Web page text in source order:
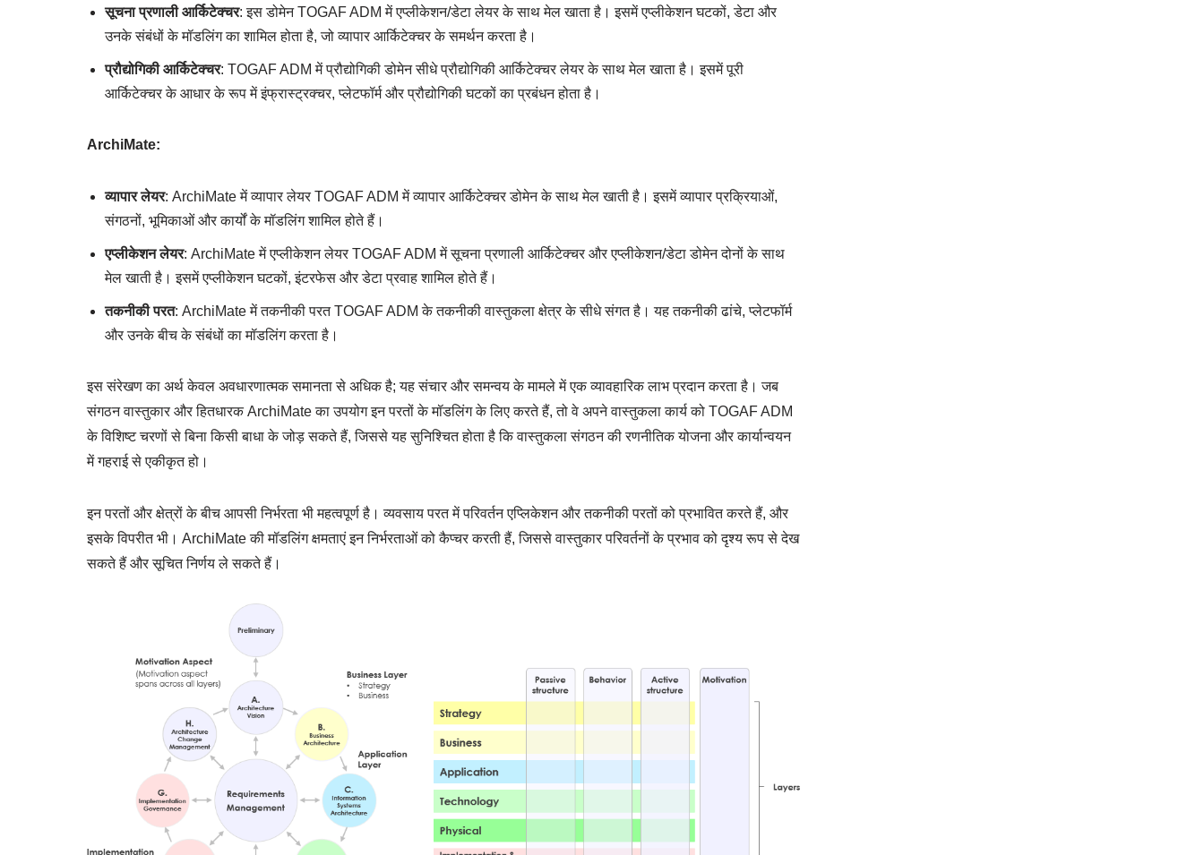
सूचना प्रणाली आर्किटेक्चर: इस डोमेन TOGAF ADM में एप्लीकेशन/डेटा लेयर के साथ मेल खाता है। इसमें एप्लीकेशन घटकों, डेटा और
उनके संबंधों के मॉडलिंग का शामिल होता है, जो व्यापार आर्किटेक्चर के समर्थन करता है।
प्रौद्योगिकी आर्किटेक्चर: TOGAF ADM में प्रौद्योगिकी डोमेन सीधे प्रौद्योगिकी आर्किटेक्चर लेयर के साथ मेल खाता है। इसमें पूरी
आर्किटेक्चर के आधार के रूप में इंफ्रास्ट्रक्चर, प्लेटफॉर्म और प्रौद्योगिकी घटकों का प्रबंधन होता है।
ArchiMate:
व्यापार लेयर: ArchiMate में व्यापार लेयर TOGAF ADM में व्यापार आर्किटेक्चर डोमेन के साथ मेल खाती है। इसमें व्यापार प्रक्रियाओं,
संगठनों, भूमिकाओं और कार्यों के मॉडलिंग शामिल होते हैं।
एप्लीकेशन लेयर: ArchiMate में एप्लीकेशन लेयर TOGAF ADM में सूचना प्रणाली आर्किटेक्चर और एप्लीकेशन/डेटा डोमेन दोनों के साथ
मेल खाती है। इसमें एप्लीकेशन घटकों, इंटरफेस और डेटा प्रवाह शामिल होते हैं।
तकनीकी परत: ArchiMate में तकनीकी परत TOGAF ADM के तकनीकी वास्तुकला क्षेत्र के सीधे संगत है। यह तकनीकी ढांचे, प्लेटफॉर्म
और उनके बीच के संबंधों का मॉडलिंग करता है।
इस संरेखण का अर्थ केवल अवधारणात्मक समानता से अधिक है; यह संचार और समन्वय के मामले में एक व्यावहारिक लाभ प्रदान करता है। जब
संगठन वास्तुकार और हितधारक ArchiMate का उपयोग इन परतों के मॉडलिंग के लिए करते हैं, तो वे अपने वास्तुकला कार्य को TOGAF ADM
के विशिष्ट चरणों से बिना किसी बाधा के जोड़ सकते हैं, जिससे यह सुनिश्चित होता है कि वास्तुकला संगठन की रणनीतिक योजना और कार्यान्वयन
में गहराई से एकीकृत हो।
इन परतों और क्षेत्रों के बीच आपसी निर्भरता भी महत्वपूर्ण है। व्यवसाय परत में परिवर्तन एप्लिकेशन और तकनीकी परतों को प्रभावित करते हैं, और
इसके विपरीत भी। ArchiMate की मॉडलिंग क्षमताएं इन निर्भरताओं को कैप्चर करती हैं, जिससे वास्तुकार परिवर्तनों के प्रभाव को दृश्य रूप से देख
सकते हैं और सूचित निर्णय ले सकते हैं।